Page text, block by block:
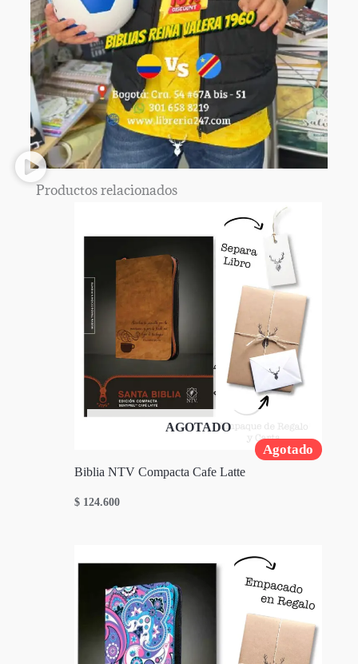
Productos relacionados
Agotado
AGOTADO
Biblia NTV Compacta Cafe Latte
$ 124.600